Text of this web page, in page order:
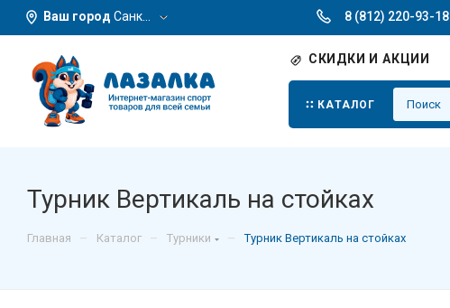
Ваш город Санкт-Петербург 8 (812) 220-93-18
СКИДКИ И АКЦИИ
КАТАЛОГ
Турник Вертикаль на стойках
Главная – Каталог – Турники – Турник Вертикаль на стойках